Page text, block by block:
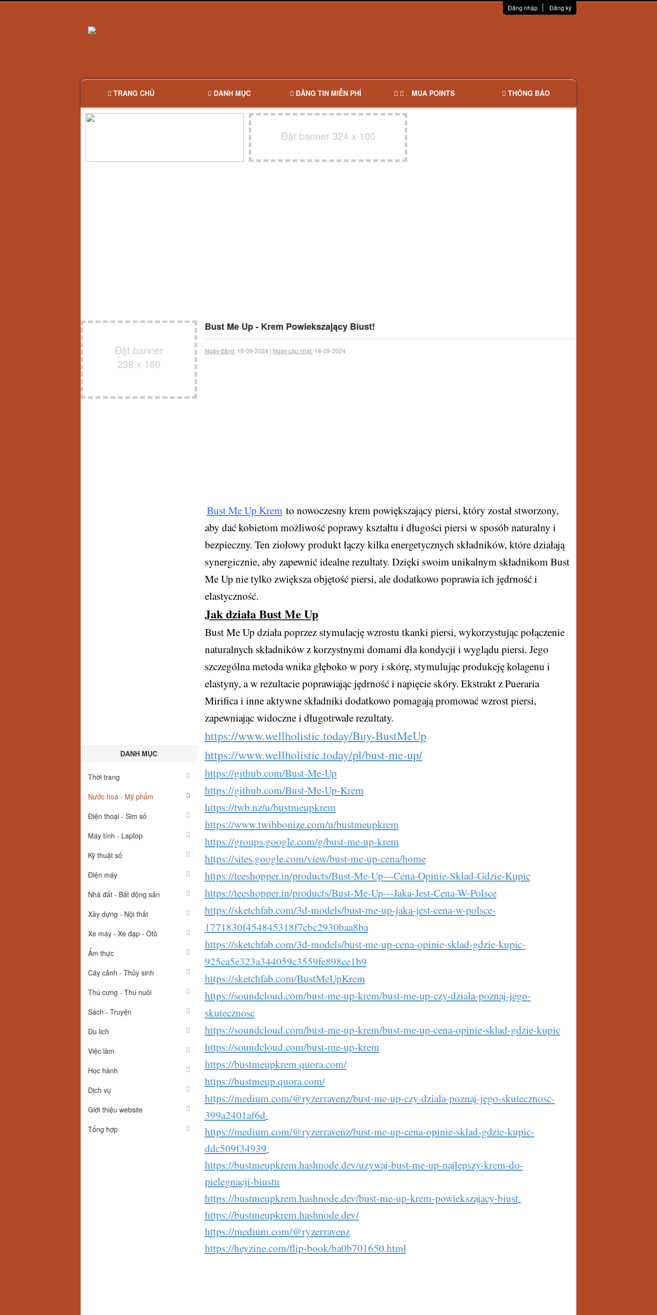
Đăng nhập Đăng ký
TRANG CHỦ DANH MỤC ĐĂNG TIN MIỄN PHÍ MUA POINTS THÔNG BÁO
Đặt banner 324 x 100
Đặt banner
238 x 160
DANH MỤC
Thời trang
Nước hoa - Mỹ phẩm
Điện thoại - Sim số
Máy tính - Laptop
Kỹ thuật số
Điện máy
Nhà đất - Bất động sản
Xây dựng - Nội thất
Xe máy - Xe đạp - Ôtô
Ẩm thực
Cây cảnh - Thủy sinh
Thú cưng - Thú nuôi
Sách - Truyện
Du lịch
Việc làm
Học hành
Dịch vụ
Giới thiệu website
Tổng hợp
Bust Me Up - Krem Powiekszający Biust!
Ngày đăng:18-09-2024 | Ngày cập nhật:18-09-2024
Bust Me Up Kremto nowoczesny krempowiększający piersi, który został stworzony,
aby dać kobietom możliwość poprawy kształtu i długości piersi w sposób naturalny i
bezpieczny. Ten ziołowy produkt łączy kilka energetycznych składników, które działają
synergicznie, aby zapewnić idealne rezultaty. Dzięki swoim unikalnym składnikom Bust
Me Up nie tylko zwiększa objętość piersi, ale dodatkowo poprawia ich jędrność i
elastyczność.
Jak działa Bust Me Up
Bust Me Up działa poprzez stymulację wzrostu tkanki piersi, wykorzystując połączenie
naturalnych składników z korzystnymi domami dla kondycji i wyglądu piersi. Jego
szczególna metoda wnika głęboko w pory i skórę, stymulując produkcję kolagenu i
elastyny, a w rezultacie poprawiając jędrność i napięcie skóry. Ekstrakt z Pueraria
Mirifica i inne aktywne składniki dodatkowo pomagają promować wzrost piersi,
zapewniając widoczne i długotrwałe rezultaty.
https://www.wellholistic.today/Buy-BustMeUp
https://www.wellholistic.today/pl/bust-me-up/
https://github.com/Bust-Me-Up
https://github.com/Bust-Me-Up-Krem
https://twb.nz/u/bustmeupkrem
https://www.twibbonize.com/u/bustmeupkrem
https://groups.google.com/g/bust-me-up-krem
https://sites.google.com/view/bust-me-up-cena/home
https://teeshopper.in/products/Bust-Me-Up---Cena-Opinie-Sklad-Gdzie-Kupic
https://teeshopper.in/products/Bust-Me-Up---Jaka-Jest-Cena-W-Polsce
https://sketchfab.com/3d-models/bust-me-up-jaka-jest-cena-w-polsce-
1771830f454845318f7cbc2930baa8ba
https://sketchfab.com/3d-models/bust-me-up-cena-opinie-sklad-gdzie-kupic-
925ca5e323a344059c3559fe898ce1b9
https://sketchfab.com/BustMeUpKrem
https://soundcloud.com/bust-me-up-krem/bust-me-up-czy-dziala-poznaj-jego-
skutecznosc
https://soundcloud.com/bust-me-up-krem/bust-me-up-cena-opinie-sklad-gdzie-kupic
https://soundcloud.com/bust-me-up-krem
https://bustmeupkrem.quora.com/
https://bustmeup.quora.com/
https://medium.com/@ryzerravenz/bust-me-up-czy-dziala-poznaj-jego-skutecznosc-
399a2401af6d
https://medium.com/@ryzerravenz/bust-me-up-cena-opinie-sklad-gdzie-kupic-
ddc509f34939
https://bustmeupkrem.hashnode.dev/uzywaj-bust-me-up-najlepszy-krem-do-
pielegnacji-biustu
https://bustmeupkrem.hashnode.dev/bust-me-up-krem-powiekszajacy-biust
https://bustmeupkrem.hashnode.dev/
https://medium.com/@ryzerravenz
https://heyzine.com/flip-book/ba0b701650.html